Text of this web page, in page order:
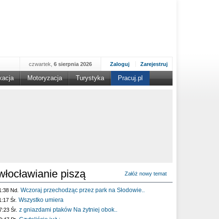
Zaloguj Zarejestruj
czwartek, 6 sierpnia 2026
Motoryzacja Turystyka Pracuj.pl
piszą Załóż nowy temat
Nd. Wczoraj przechodząc przez park na Słodowie..
Śr. Wszystko umiera
Śr. z gniazdami ptaków Na żytniej obok..